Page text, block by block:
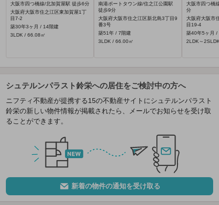
大阪市四つ橋線/北加賀屋駅 徒歩6分
大阪府大阪市住之江区東加賀屋1丁
目7-2
築30年3ヶ月 / 14階建
3LDK / 66.08㎡
南港ポートタウン線/住之江公園駅
徒歩9分
大阪府大阪市住之江区新北島3丁目9
番3号
築51年 / 7階建
3LDK / 66.00㎡
大阪市四つ橋
分
大阪府大阪市
目19-4
築40年5ヶ月 /
2LDK～
シュテルンパラスト鈴栄への居住をご検討中の方へ
ニフティ不動産が提携する15の不動産サイトにシュテルンパラスト
鈴栄の新しい物件情報が掲載されたら、メールでお知らせを受け取
ることができます。
新着の物件の通知を受け取る